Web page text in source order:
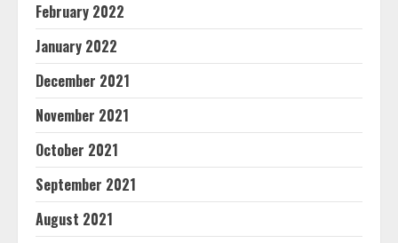
February 2022
January 2022
December 2021
November 2021
October 2021
September 2021
August 2021